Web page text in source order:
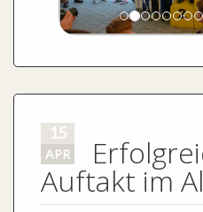
15
APR
Auftakt im